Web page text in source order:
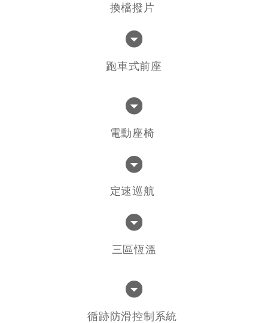
換檔撥片
跑車式前座
電動座椅
定速巡航
三區恆溫
循跡防滑控制系統